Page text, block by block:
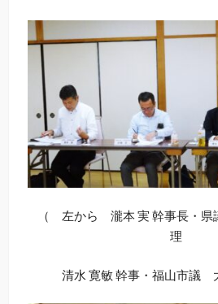
（ 左から 瀧本 実 幹事長・
理
清水 寛敏 幹事・福山市議